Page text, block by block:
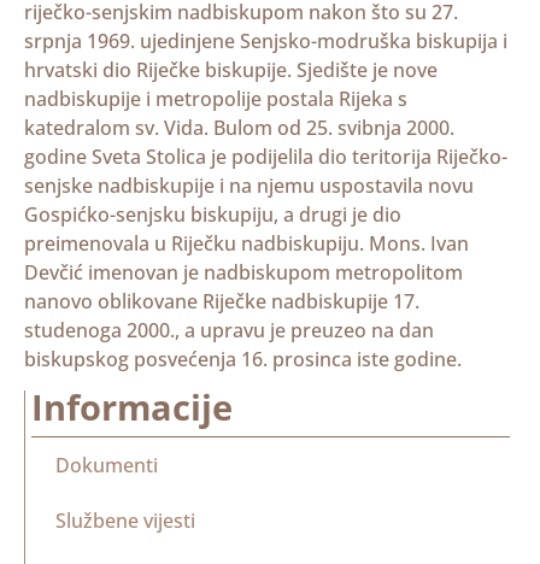
riječko-senjskim nadbiskupom nakon što su 27.
srpnja 1969. ujedinjene Senjsko-modruška biskupija i
hrvatski dio Riječke biskupije. Sjedište je nove
nadbiskupije i metropolije postala Rijeka s
katedralom sv. Vida. Bulom od 25. svibnja 2000.
godine Sveta Stolica je podijelila dio teritorija Riječko-
senjske nadbiskupije i na njemu uspostavila novu
Gospićko-senjsku biskupiju, a drugi je dio
preimenovala u Riječku nadbiskupiju. Mons. Ivan
Devčić imenovan je nadbiskupom metropolitom
nanovo oblikovane Riječke nadbiskupije 17.
studenoga 2000., a upravu je preuzeo na dan
biskupskog posvećenja 16. prosinca iste godine.
Informacije
Dokumenti
Službene vijesti